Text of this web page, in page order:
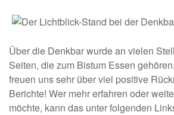
Über die Denkbar wurde an vielen
Seiten, die zum Bistum Essen
freuen uns sehr über viel positive
Berichte! Wer mehr erfahren oder
möchte, kann das unter folgenden